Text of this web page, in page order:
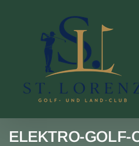
ELEKTRO-GOLF-